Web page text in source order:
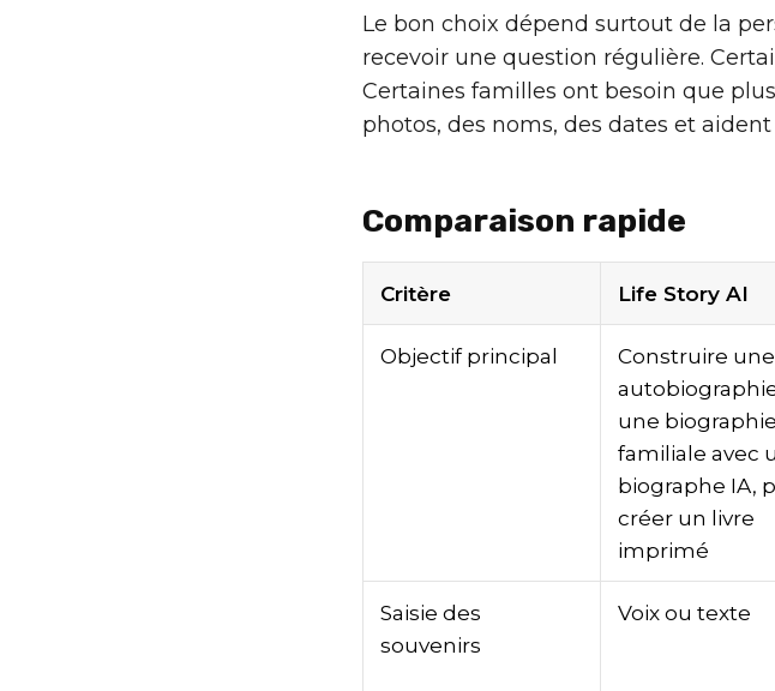
Le bon choix dépend surtout de la
recevoir une question régulière.
Certaines familles ont besoin que
photos, des noms, des dates et
Comparaison rapide
Critère Life Story AI
Objectif principal
Construire une
une biographie
familiale avec
biographe IA,
créer un livre
imprimé
Saisie des
souvenirs
Voix ou texte